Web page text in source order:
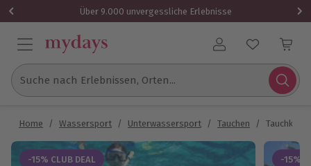
Über 9.000 unvergessliche Erlebnisse
Benutzerkonto
Suche nach Erlebnissen, Orten...
Home / Wassersport / Unterwassersport / Tauchen / Tauchkurs
-15% CLUB DEAL -15%